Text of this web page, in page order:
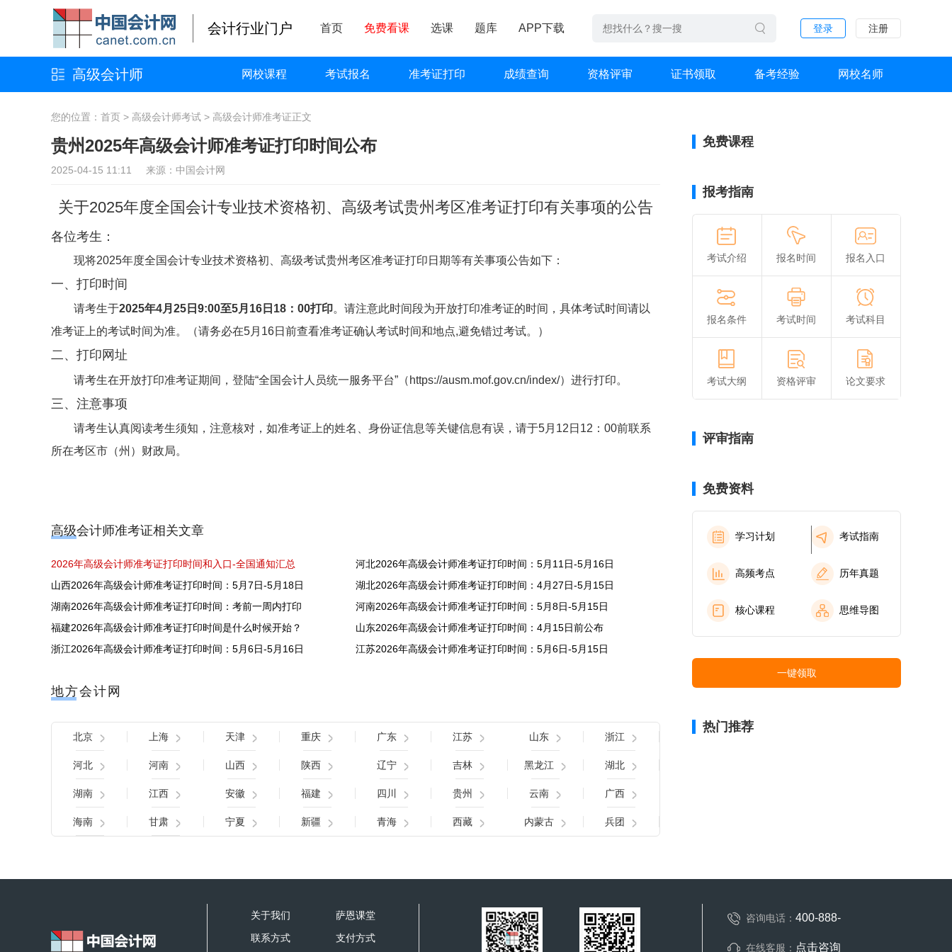
会计行业门户 首页 免费看课 选课 题库 APP下载 登录 注册
高级会计师 网校课程 考试报名 准考证打印 成绩查询 资格评审 证书领取 备考经验 网校名师
您的位置： 首页 > 高级会计师考试 > 高级会计师准考证正文
贵州2025年高级会计师准考证打印时间公布
2025-04-15 11:11 来源：中国会计网
关于2025年度全国会计专业技术资格初、高级考试贵州考区准考证打印有关事项的公告
各位考生：
现将2025年度全国会计专业技术资格初、高级考试贵州考区准考证打印日期等有关事项公告如下：
一、打印时间
请考生于2025年4月25日9:00至5月16日18：00打印。请注意此时间段为开放打印准考证的时间，具体考试时间请以
准考证上的考试时间为准。（请务必在5月16日前查看准考证确认考试时间和地点,避免错过考试。）
二、打印网址
请考生在开放打印准考证期间，登陆“全国会计人员统一服务平台”（https://ausm.mof.gov.cn/index/）进行打印。
三、注意事项
请考生认真阅读考生须知，注意核对，如准考证上的姓名、身份证信息等关键信息有误，请于5月12日12：00前联系
所在考区市（州）财政局。
高级会计师准考证相关文章
2026年高级会计师准考证打印时间和入口-全国通知汇总
河北2026年高级会计师准考证打印时间：5月11日-5月16日
山西2026年高级会计师准考证打印时间：5月7日-5月18日
湖北2026年高级会计师准考证打印时间：4月27日-5月15日
湖南2026年高级会计师准考证打印时间：考前一周内打印
河南2026年高级会计师准考证打印时间：5月8日-5月15日
福建2026年高级会计师准考证打印时间是什么时候开始？
山东2026年高级会计师准考证打印时间：4月15日前公布
浙江2026年高级会计师准考证打印时间：5月6日-5月16日
江苏2026年高级会计师准考证打印时间：5月6日-5月15日
地方会计网
北京 上海 天津 重庆 广东 江苏 山东 浙江
河北 河南 山西 陕西 辽宁 吉林 黑龙江 湖北
湖南 江西 安徽 福建 四川 贵州 云南 广西
海南 甘肃 宁夏 新疆 青海 西藏 内蒙古 兵团
免费课程
报考指南
考试介绍 报名时间 报名入口
报名条件 考试时间 考试科目
考试大纲 资格评审 论文要求
评审指南
免费资料
学习计划 考试指南
高频考点 历年真题
核心课程 思维导图
一键领取
热门推荐
关于我们
萨恩课堂
联系方式
支付方式
咨询电话： 400-888-
在线客服： 点击咨询